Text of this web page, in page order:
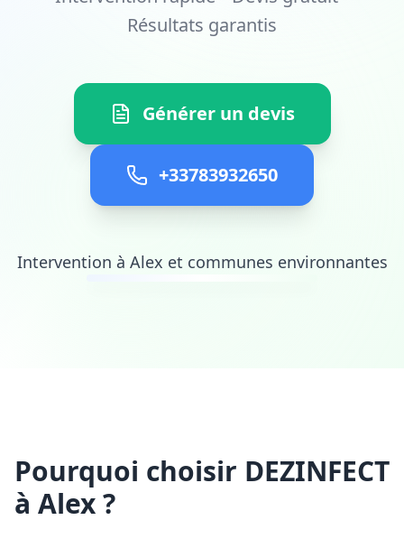
Résultats garantis
Générer un devis
+33783932650
Intervention à Alex et communes environnantes
Pourquoi choisir DEZINFECT
à Alex ?